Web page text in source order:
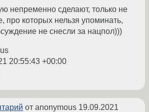
непременно сделают, только не
про которых нельзя упоминать,
не снесли за нацпол)))
20:55:43 +00:00
от anonymous 19.09.2021